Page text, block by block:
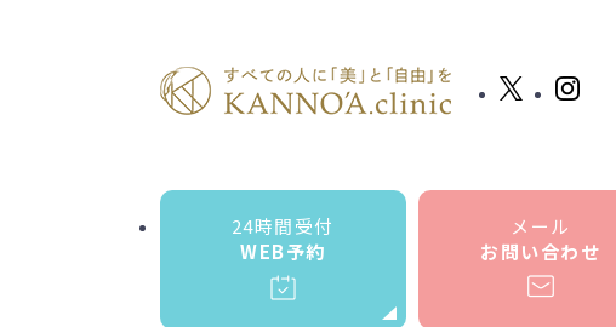
24時間受付
WEB予約
メール
お問い合わせ